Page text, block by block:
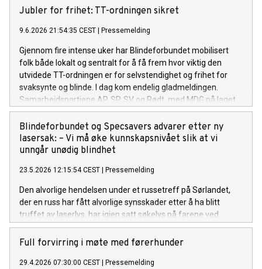
Jubler for frihet: TT-ordningen sikret
9.6.2026 21:54:35 CEST | Pressemelding
Gjennom fire intense uker har Blindeforbundet mobilisert
folk både lokalt og sentralt for å få frem hvor viktig den
utvidede TT-ordningen er for selvstendighet og frihet for
svaksynte og blinde. I dag kom endelig gladmeldingen.
Samarbeidspartiene AP, SP, SV og Rødt, med MDG på laget,
sikret flertall for at forslaget trekkes og at ordningen består
slik den er i dag. - Nå opplever vi at partiene har lyttet og
forstått, sier en lettet generalsekretær i Norges
Blindeforbund, Per Inge Bjerknes. Rita Vindholmen jubler for
Blindeforbundet og Specsavers advarer etter ny
lasersak: – Vi må øke kunnskapsnivået slik at vi
unngår unødig blindhet
23.5.2026 12:15:54 CEST | Pressemelding
Den alvorlige hendelsen under et russetreff på Sørlandet,
der en russ har fått alvorlige synsskader etter å ha blitt
truffet av laserlys, har igjen satt søkelys på farene ved
kraftige lasere. Norges Blindeforbund og Specsavers
advarer om at øyeskader ved bruk av lasere også kan
Full forvirring i møte med førerhunder
29.4.2026 07:30:00 CEST | Pressemelding